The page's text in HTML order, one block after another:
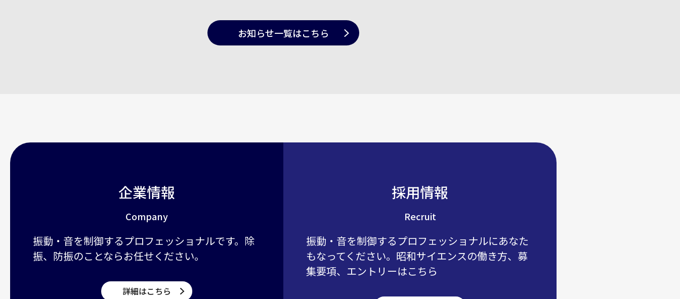
お知らせ一覧はこちら
企業情報
Company
振動・音を制御するプロフェッショナルです。除
振、防振のことならお任せください。
詳細はこちら
採用情報
Recruit
振動・音を制御するプロフェッショナルにあなた
もなってください。昭和サイエンスの働き方、募
集要項、エントリーはこちら